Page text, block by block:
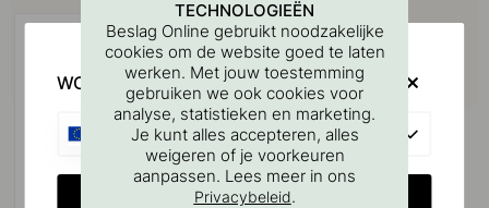
TECHNOLOGIEËN
Beslag Online gebruikt noodzakelijke
cookies om de website goed te laten
werken. Met jouw toestemming
gebruiken we ook cookies voor
analyse, statistieken en marketing.
Je kunt alles accepteren, alles
weigeren of je voorkeuren
aanpassen. Lees meer in ons
Privacybeleid.
WOULD YOU RATHER VISIT?
CHANGE COUNTRY